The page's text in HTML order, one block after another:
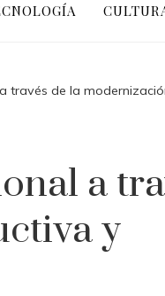
través de la
a
y